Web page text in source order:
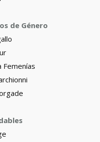
de Género
Femenías